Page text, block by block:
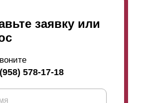
заявку или
578-17-18